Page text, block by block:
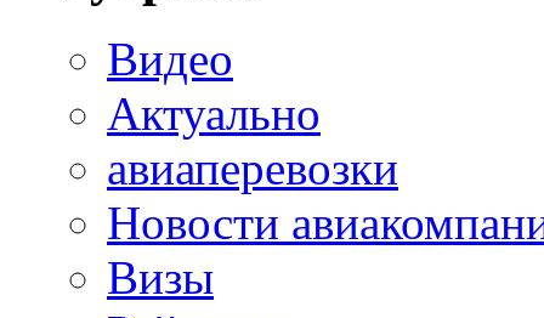
Видео
Актуально
авиаперевозки
Новости
Визы